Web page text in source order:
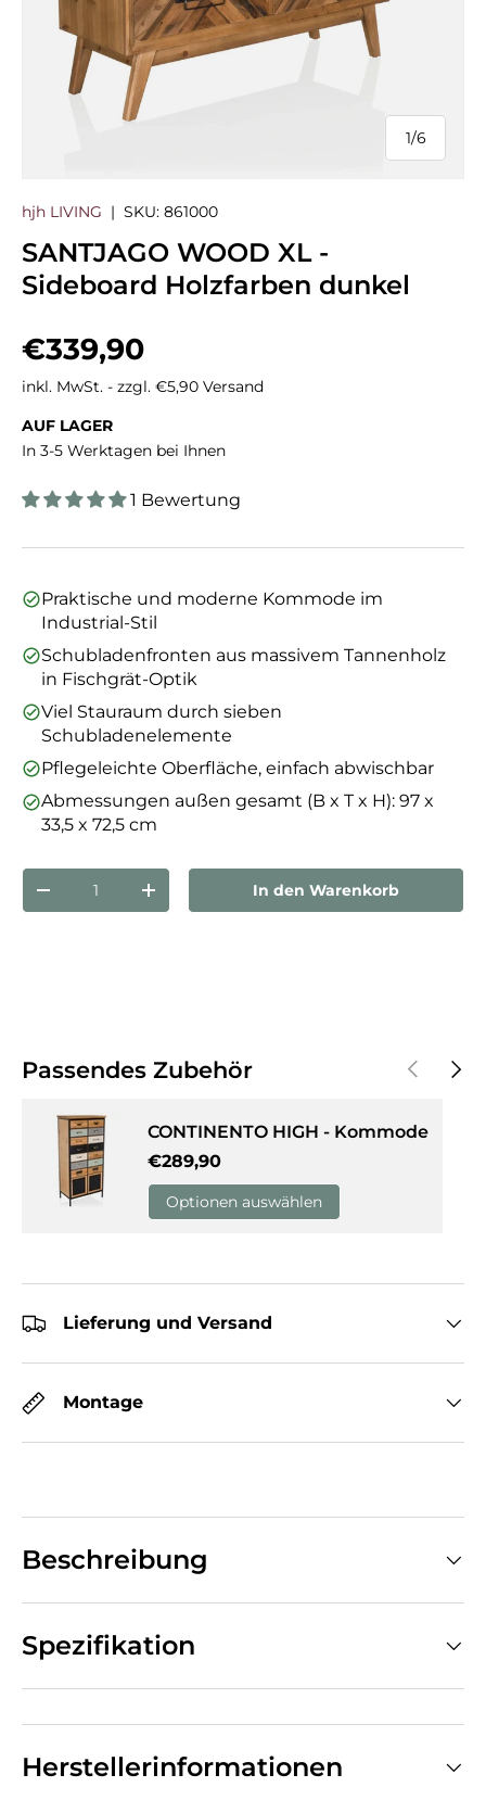
1/
von
6
hjh LIVING | SKU: 861000
SANTJAGO WOOD XL -
Sideboard Holzfarben dunkel
Normaler Preis
€339,90
inkl. MwSt. - zzgl. €5,90 Versand
AUF LAGER
In 3-5 Werktagen bei Ihnen
1 Bewertung
Praktische und moderne Kommode im
Industrial-Stil
Schubladenfronten aus massivem Tannenholz
in Fischgrät-Optik
Viel Stauraum durch sieben
Schubladenelemente
Pflegeleichte Oberfläche, einfach abwischbar
Abmessungen außen gesamt (B x T x H): 97 x
33,5 x 72,5 cm
Menge verringernMenge erhöhenIn den Warenkorb
Passendes Zubehör Vorherige
CONTINENTO HIGH - Kommode
Normaler Preis
€289,90
Optionen auswählen
Lieferung und Versand
Montage
Beschreibung
Spezifikation
Herstellerinformationen